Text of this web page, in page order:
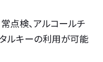
点検、アルコールチ
タルキーの利用が可能